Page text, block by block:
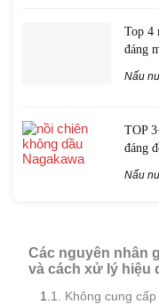
Top 4
đáng
Nấu
TOP
đáng
Nấu
Các nguyên nhân
và cách xử lý hiệu
1. Không cung